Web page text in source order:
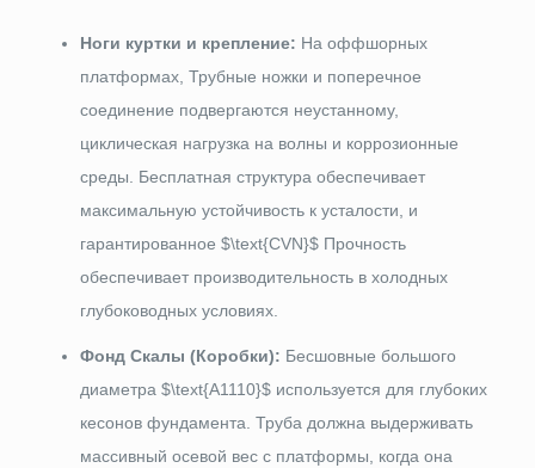
Ноги куртки и крепление: На оффшорных
платформах, Трубные ножки и поперечное
соединение подвергаются неустанному,
циклическая нагрузка на волны и коррозионные
среды. Бесплатная структура обеспечивает
максимальную устойчивость к усталости, и
гарантированное $\text{CVN}$Прочность
обеспечивает производительность в холодных
глубоководных условиях.
Фонд Скалы (Коробки): Бесшовные большого
диаметра $\text{A1110}$используется для глубоких
кесонов фундамента. Труба должна выдерживать
массивный осевой вес с платформы, когда она